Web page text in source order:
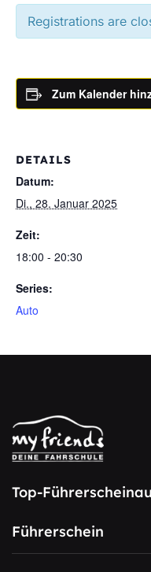
Registrations are
Zum Kalender
DETAILS
Datum:
Di., 28. Januar 2025
Zeit:
18:00 - 20:30
Series:
Auto
Top-
Führerschein